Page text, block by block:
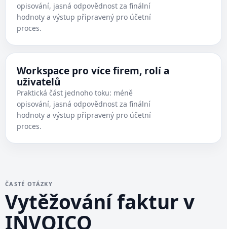
opisování, jasná odpovědnost za finální
hodnoty a výstup připravený pro účetní
proces.
Workspace pro více firem, rolí a
uživatelů
Praktická část jednoho toku: méně
opisování, jasná odpovědnost za finální
hodnoty a výstup připravený pro účetní
proces.
ČASTÉ OTÁZKY
Vytěžování faktur v
INVOICO